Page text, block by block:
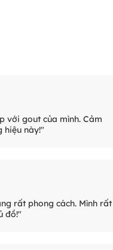
với gout của mình. Cảm
hiệu này!"
rất phong cách. Mình rất
đồ!"